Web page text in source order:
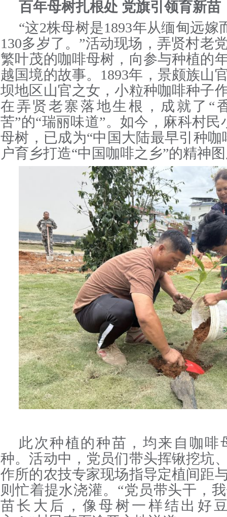
百年母树扎根处 党旗引领育新苗
“这2株母树是1893年从缅甸远嫁
130多岁了。”活动现场，弄贤村老
繁叶茂的咖啡母树，向参与种植的
越国境的故事。1893年，景颇族山
坝地区山官之女，小粒种咖啡种子
在弄贤老寨落地生根，成就了“
苦”的“瑞丽味道”。如今，麻科村
母树，已成为“中国大陆最早引种
户育乡打造“中国咖啡之乡”的精神
此次种植的种苗，均来自咖啡
种。活动中，党员们带头挥锹挖坑
作所的农技专家现场指导定植间距
则忙着提水浇灌。“党员带头干，
苗长大后，像母树一样结出好